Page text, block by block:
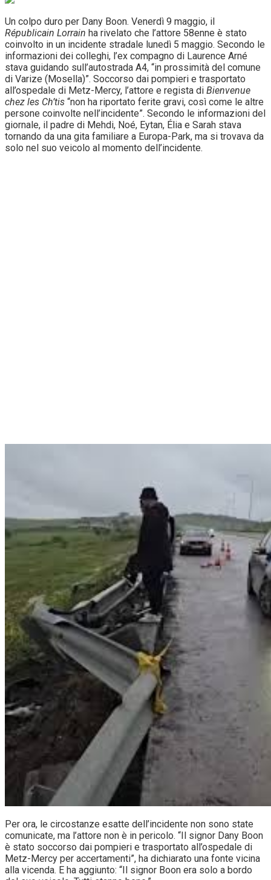
Un colpo duro per Dany Boon. Venerdì 9 maggio, il
Républicain Lorrain ha rivelato che l’attore 58enne è stato
coinvolto in un incidente stradale lunedì 5 maggio. Secondo le
informazioni dei colleghi, l’ex compagno di Laurence Arné
stava guidando sull’autostrada A4, “in prossimità del comune
di Varize (Mosella)”. Soccorso dai pompieri e trasportato
all’ospedale di Metz-Mercy, l’attore e regista di Bienvenue
chez les Ch’tis “non ha riportato ferite gravi, così come le altre
persone coinvolte nell’incidente”. Secondo le informazioni del
giornale, il padre di Mehdi, Noé, Eytan, Élia e Sarah stava
tornando da una gita familiare a Europa-Park, ma si trovava da
solo nel suo veicolo al momento dell’incidente.
Per ora, le circostanze esatte dell’incidente non sono state
comunicate, ma l’attore non è in pericolo. “Il signor Dany Boon
è stato soccorso dai pompieri e trasportato all’ospedale di
Metz-Mercy per accertamenti”, ha dichiarato una fonte vicina
alla vicenda. E ha aggiunto: “Il signor Boon era solo a bordo